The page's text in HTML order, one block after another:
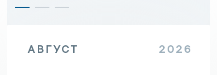
АВГУСТ 2026